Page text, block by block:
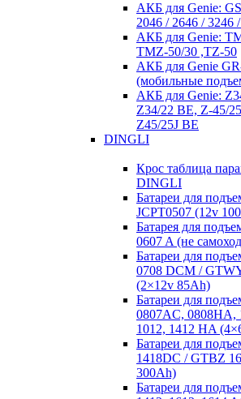
АКБ для Genie:
2046 / 2646 / 3246
АКБ для Genie:
TMZ-50/30 ,TZ-50
АКБ для Genie
(мобильные
АКБ для Genie:
Z34/22 BE, Z-45/
Z45/25J BE
DINGLI
Крос таблица
DINGLI
Батареи для
JCPT0507 (12v
Батарея для
0607 A (не
Батареи для
0708 DCM /
(2×12v 85Ah)
Батареи для
0807AC, 0808HA,
1012, 1412 HA
Батареи для
1418DC / GTBZ
300Ah)
Батареи для